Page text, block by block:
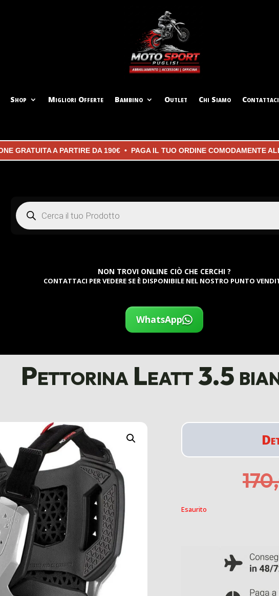
Shop Migliori Offerte Bambino Outlet Chi Siamo Contattaci
A PARTIRE DA 190€ • PAGA IL TUO ORDINE COMODAMENTE ALLA
Products
search
NON TROVI ONLINE CIÒ CHE CERCHI ?
CONTATTACI PER VEDERE SE È DISPONIBILE NEL NOSTRO PUNTO
WhatsApp
Pettorina Leatt 3.5
Esaurito